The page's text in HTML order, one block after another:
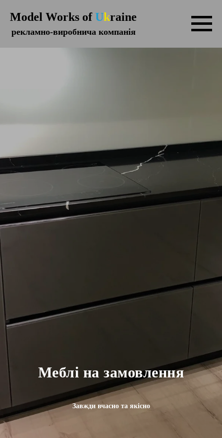
Model Works ofUkraine
рекламно-виробнича компанія
Меблі на замовлення
Завжди вчасно та якісно